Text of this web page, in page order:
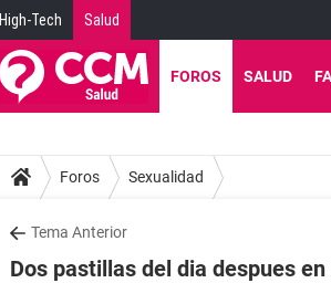
High-Tech Salud
FOROS SALUD
Foros Sexualidad
Tema Anterior
Dos pastillas del dia despues